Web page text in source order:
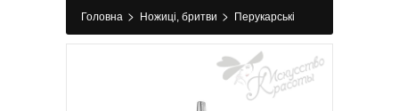
Головна > Ножиці, бритви > Перукарські
ножиці>Філірувальні ножиці>Ножиці
філірувальні SWAY GRAND №462 6,00"